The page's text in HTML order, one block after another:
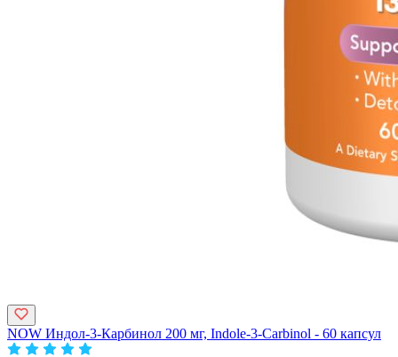
NOW Индол-3-Карбинол 200 мг, Indole-3-Carbinol - 60 капсул